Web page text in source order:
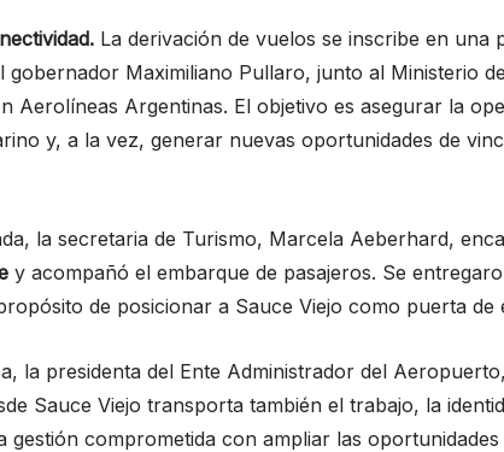
La derivación de vuelos se inscribe en una
gobernador Maximiliano Pullaro, junto al Ministerio
Aerolíneas Argentinas. El objetivo es asegurar la
y, a la vez, generar nuevas oportunidades de
la secretaria de Turismo, Marcela Aeberhard,
y acompañó el embarque de pasajeros. Se
de posicionar a Sauce Viejo como puerta de
la presidenta del Ente Administrador del
Sauce Viejo transporta también el trabajo, la
gestión comprometida con ampliar las